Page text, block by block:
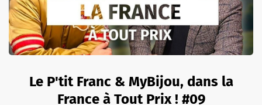
Le P'tit Franc & MyBijou, dans la
France à Tout Prix ! #09